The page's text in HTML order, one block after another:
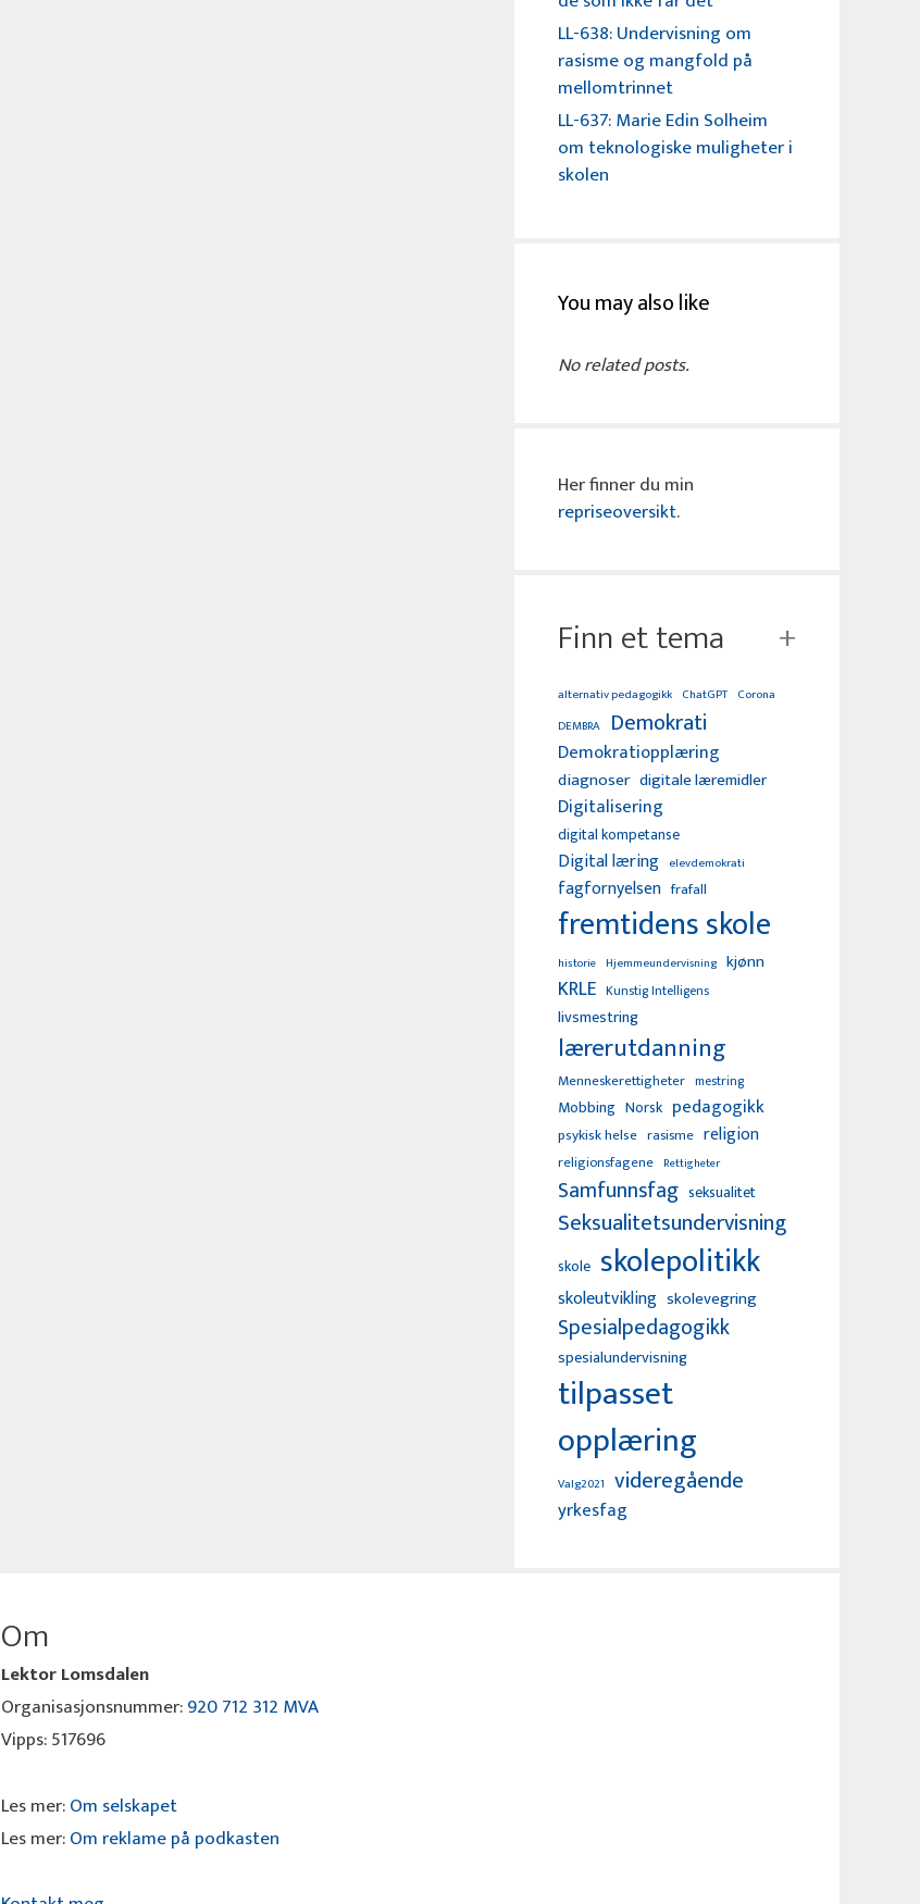
LL-638: Undervisning om
rasisme og mangfold på
mellomtrinnet
LL-637: Marie Edin Solheim
om teknologiske muligheter i
skolen
You may also like
No related posts.
Her finner du min
repriseoversikt.
Finn et tema
alternativ pedagogikk ChatGPT Corona
DEMBRA Demokrati
Demokratiopplæring
diagnoser digitale læremidler
Digitalisering
digital kompetanse
Digital læring elevdemokrati
fagfornyelsen frafall
fremtidens skole
historie Hjemmeundervisning kjønn
KRLE Kunstig Intelligens
livsmestring
lærerutdanning
Menneskerettigheter mestring
Mobbing Norsk pedagogikk
psykisk helse rasisme religion
religionsfagene Rettigheter
Samfunnsfag seksualitet
Seksualitetsundervisning
skole skolepolitikk
skoleutvikling skolevegring
Spesialpedagogikk
spesialundervisning
tilpasset
opplæring
Valg2021 videregående
yrkesfag
Om
Lektor Lomsdalen
Organisasjonsnummer:920 712 312 MVA
Vipps: 517696
Les mer:Om selskapet
Les mer:Om reklame på podkasten